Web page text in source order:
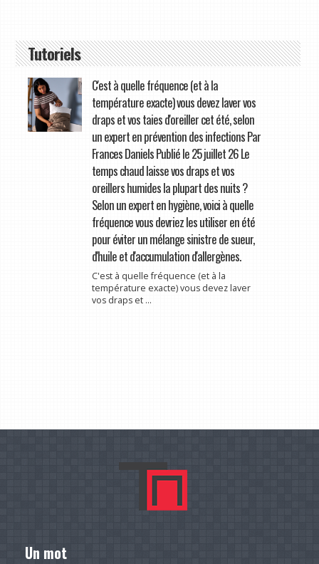
Tutoriels
C'est à quelle fréquence (et à la
température exacte) vous devez laver vos
draps et vos taies d'oreiller cet été, selon
un expert en prévention des infections Par
Frances Daniels Publié le 25 juillet 26 Le
temps chaud laisse vos draps et vos
oreillers humides la plupart des nuits ?
Selon un expert en hygiène, voici à quelle
fréquence vous devriez les utiliser en été
pour éviter un mélange sinistre de sueur,
d'huile et d'accumulation d'allergènes.
C'est à quelle fréquence (et à la
température exacte) vous devez laver
vos draps et ...
Un mot